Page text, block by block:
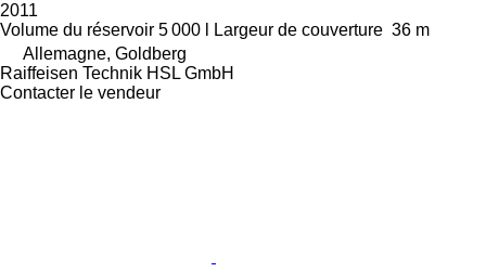
2011
Volume du réservoir 5 000 l Largeur de couverture 36 m
Allemagne, Goldberg
Raiffeisen Technik HSL GmbH
Contacter le vendeur